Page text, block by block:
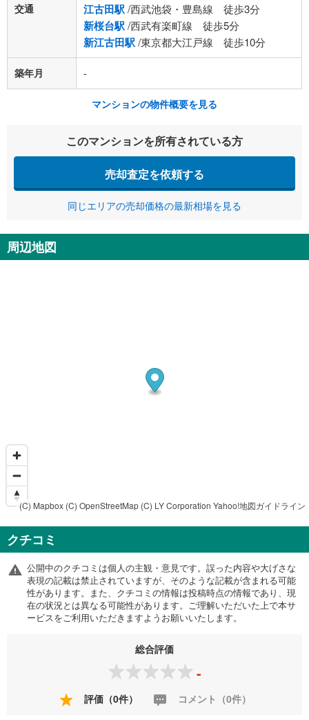
交通 江古田駅/西武池袋・豊島線 徒歩3分
新桜台駅/西武有楽町線 徒歩5分
新江古田駅/東京都大江戸線 徒歩10分
築年月 -
マンションの物件概要を見る
このマンションを所有されている方
売却査定を依頼する
同じエリアの売却価格の最新相場を見る
周辺地図
(C) Mapbox (C) OpenStreetMap (C) LY Corporation Yahoo!地図ガイドライン
クチコミ
公開中のクチコミは個人の主観・意見です。誤った内容や大げさな
表現の記載は禁止されていますが、そのような記載が含まれる可能
性があります。また、クチコミの情報は投稿時点の情報であり、現
在の状況とは異なる可能性があります。ご理解いただいた上で本サ
ービスをご利用いただきますようお願いいたします。
総合評価
-
評価（0件） コメント（0件）